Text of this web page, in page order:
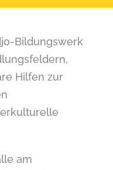
Bildungswerk
Hilfen zur
am